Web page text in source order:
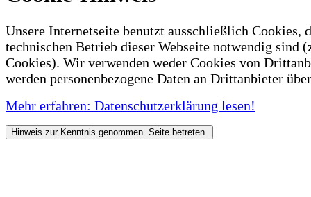
Unsere Internetseite benutzt ausschließlich Cookies,
technischen Betrieb dieser Webseite notwendig sind
Cookies). Wir verwenden weder Cookies von
werden personenbezogene Daten an Drittanbieter
Mehr erfahren: Datenschutzerklärung lesen!
Hinweis zur Kenntnis genommen. Seite betreten.